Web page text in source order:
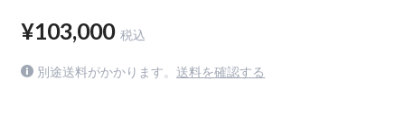
¥103,000 税込
別途送料がかかります。 送料を確認する